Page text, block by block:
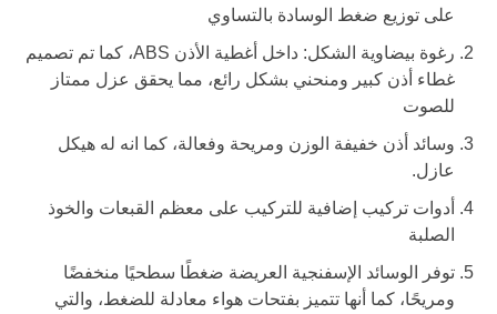
على توزيع ضغط الوسادة بالتساوي
رغوة بيضاوية الشكل: داخل أغطية الأذن ABS، كما تم تصميم
غطاء أذن كبير ومنحني بشكل رائع، مما يحقق عزل ممتاز
للصوت
وسائد أذن خفيفة الوزن ومريحة وفعالة، كما انه له هيكل
عازل.
أدوات تركيب إضافية للتركيب على معظم القبعات والخوذ
الصلبة
توفر الوسائد الإسفنجية العريضة ضغطًا سطحيًا منخفضًا
ومريحًا، كما أنها تتميز بفتحات هواء معادلة للضغط، والتي